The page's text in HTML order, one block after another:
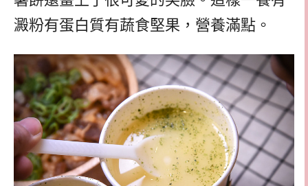
澱粉有蛋白質有蔬食堅果，營養滿點。